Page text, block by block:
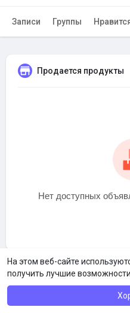
На этом веб-сайте
получить лучшие
Записи Группы
Продается продукты
Нет доступных